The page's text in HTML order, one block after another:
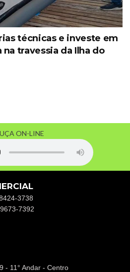
técnicas e investe em
travessia da Ilha do
ON-LINE
3738
7392
- 11° Andar - Centro